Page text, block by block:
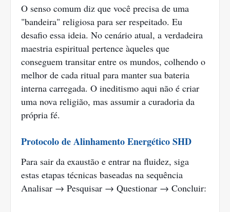
O senso comum diz que você precisa de uma
"bandeira" religiosa para ser respeitado. Eu
desafio essa ideia. No cenário atual, a verdadeira
maestria espiritual pertence àqueles que
conseguem transitar entre os mundos, colhendo o
melhor de cada ritual para manter sua bateria
interna carregada. O ineditismo aqui não é criar
uma nova religião, mas assumir a curadoria da
própria fé.
Protocolo de Alinhamento Energético SHD
Para sair da exaustão e entrar na fluidez, siga
estas etapas técnicas baseadas na sequência
Analisar → Pesquisar → Questionar → Concluir: